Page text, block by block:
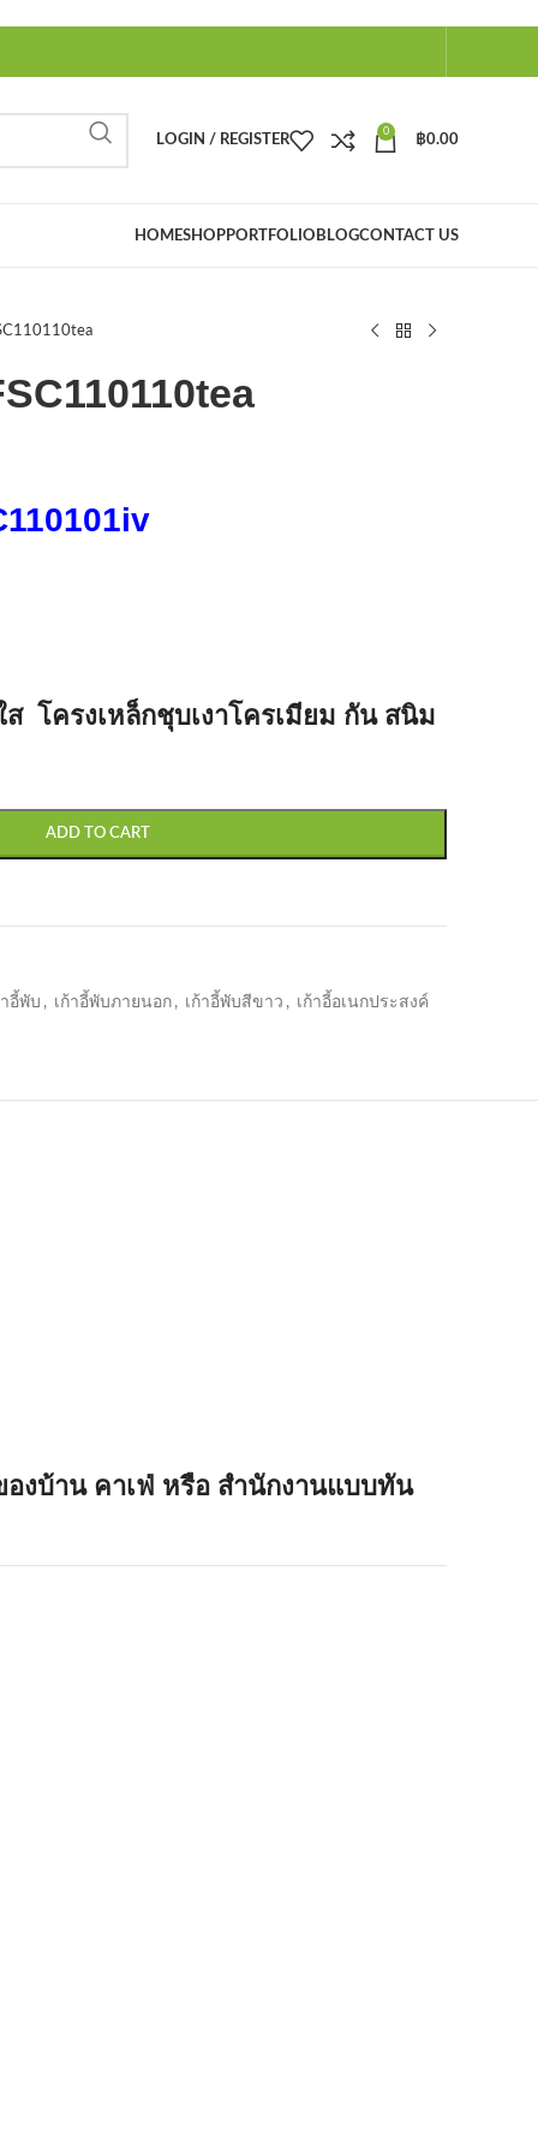
LOGIN / REGISTER
0
฿0.00
HOMESHOPPORTFOLIO BLOGCONTACT US
โครงเหล็กชุบเงาโครเมียม กัน สนิม
ADD TO CART
าอี้พับ , เก้าอี้พับภายนอก , เก้าอี้พับสีขาว , เก้าอี้อเนกประสงค์
งบ้าน คาเฟ่ หรือ สำนักงานแบบทัน